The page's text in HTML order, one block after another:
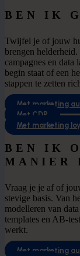
BEN IK
Twijfel je of jouw
brengen
campagnes en data
begin staat of een
stappen te zetten
Met marketing
Met CDP
Met marketing
BEN IK
MANIER
Vraag je je af of
stevige basis. Van
modelleren van
templates en AB-
werkt.
Met marketing